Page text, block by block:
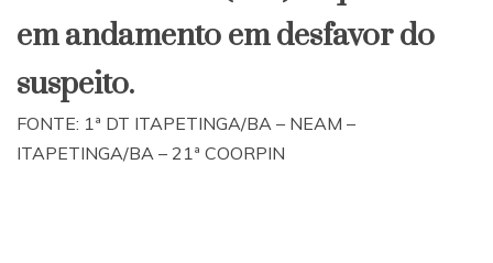
em andamento em desfavor do
suspeito.
FONTE: 1ª DT ITAPETINGA/BA – NEAM –
ITAPETINGA/BA – 21ª COORPIN